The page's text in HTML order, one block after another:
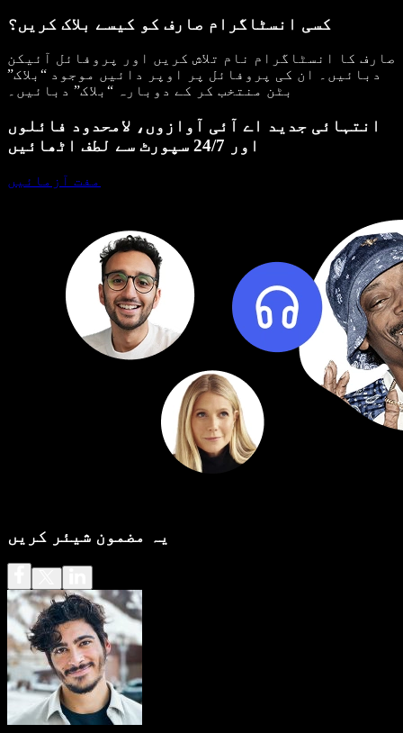
کسی انسٹاگرام صارف کو کیسے بلاک کریں؟
صارف کا انسٹاگرام نام تلاش کریں اور پروفائل آئیکن
دبائیں۔ ان کی پروفائل پر اوپر دائیں موجود “بلاک”
بٹن منتخب کر کے دوبارہ “بلاک” دبائیں۔
انتہائی جدید اے آئی آوازوں، لامحدود فائلوں
اور 24/7 سپورٹ سے لطف اٹھائیں
مفت آزمائیں
یہ مضمون شیئر کریں